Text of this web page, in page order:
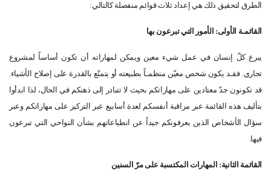
الطرق لتحقيق ذلك هي إعداد ثلاث قوائم منفصلة كالتالي:
القائمـة الأولى: الأمور التي تبرعون بها
يبرع كلّ إنسان في عمل شيء معين ويمكن لمهاراته أن تكون أساساً لمشروع
تجاري. فقـد يكون شخص معيّن منظمـاً بطبيعته أو يتمتّع بالقدرة على إصلاح الأشياء.
قد تكونون جدّ معتادين على مهاراتكم بحيث لا تتبادر إلى ذهنكم في الحال، لذا ابدأوا
بتأليف هذه القائمة عبر مراقبة أنفسكم لعدة أسابيع عبر التركيز على مهاراتكم وعبر
سؤال الأشخاص الذين يعرفونكم جيداً عن انطباعاتهم بشأن النواحي التي تبرعون
فيها.
القائمة الثانية: المهارات المكتسبة على مرّ السنين